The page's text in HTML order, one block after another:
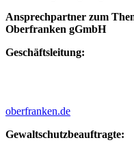
Ansprechpartner zum
Oberfranken gGmbH
Geschäftsleitung:
Tel.:
E-
oberfranken.de
Gewaltschutzbeauftragte:
Tel.: